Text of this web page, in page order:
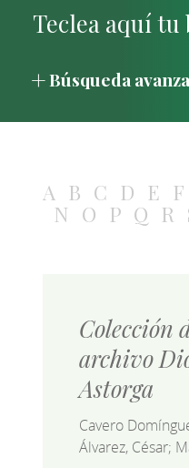
Búsqueda
A B C D E F
N O P Q R
Colección
archivo
Astorga
Cavero
Álvarez, César;